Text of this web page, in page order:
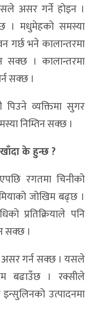
असर गर्ने होइन ।
। मधुमेहको समस्या
गर्छ भने कालान्तरमा
सक्छ । कालान्तरमा
सक्छ ।
व्यक्तिमा सुगर
निम्तिन सक्छ ।
के हुन्छ ?
रगतमा चिनीको
जोखिम बढ्छ ।
प्रतिक्रियाले पनि
सक्छ ।
असर गर्न सक्छ । यसले
बढाउँछ । रक्सीले
उत्पादनमा